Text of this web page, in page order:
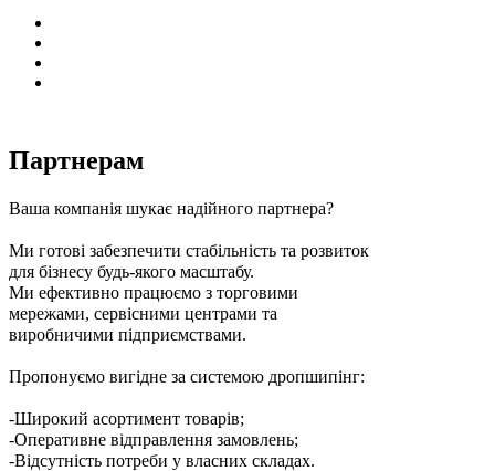
Партнерам
Ваша компанія шукає надійного партнера?
Ми готові забезпечити стабільність та розвиток
для бізнесу будь-якого масштабу.
Ми ефективно працюємо з торговими
мережами, сервісними центрами та
виробничими підприємствами.
Пропонуємо вигідне за системою дропшипінг:
-Широкий асортимент товарів;
-Оперативне відправлення замовлень;
-Відсутність потреби у власних складах.